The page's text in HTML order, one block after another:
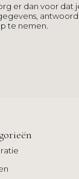
er dan voor dat
te nemen.